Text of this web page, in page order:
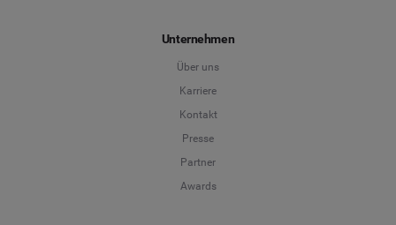
Unternehmen
Über uns
Karriere
Kontakt
Presse
Partner
Awards